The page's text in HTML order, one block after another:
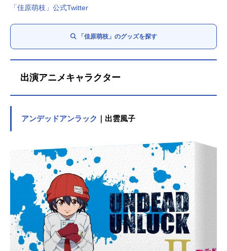
「佳原萌枝」公式Twitter
「佳原萌枝」のグッズを探す
出演アニメキャラクター
アンデッドアンラック ｜出雲風子